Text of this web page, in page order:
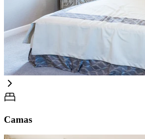
Camas